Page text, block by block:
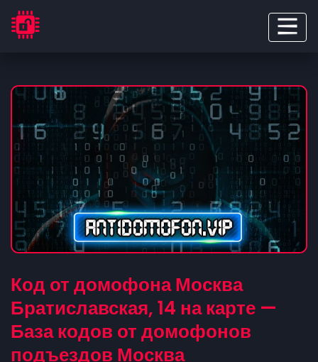
Код от домофона Москва
Братиславская, 14 на карте —
База кодов от домофонов
подъездов Москва